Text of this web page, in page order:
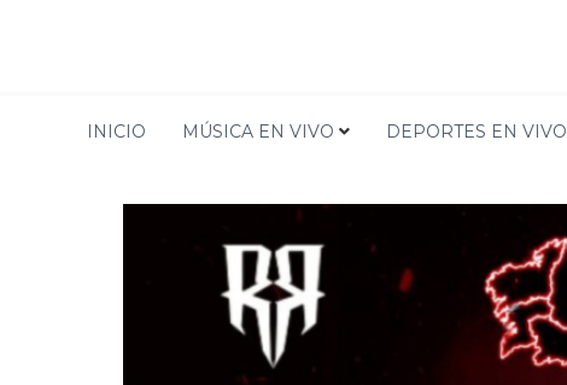
INICIO MÚSICA EN VIVO DEPORTES EN VIVO